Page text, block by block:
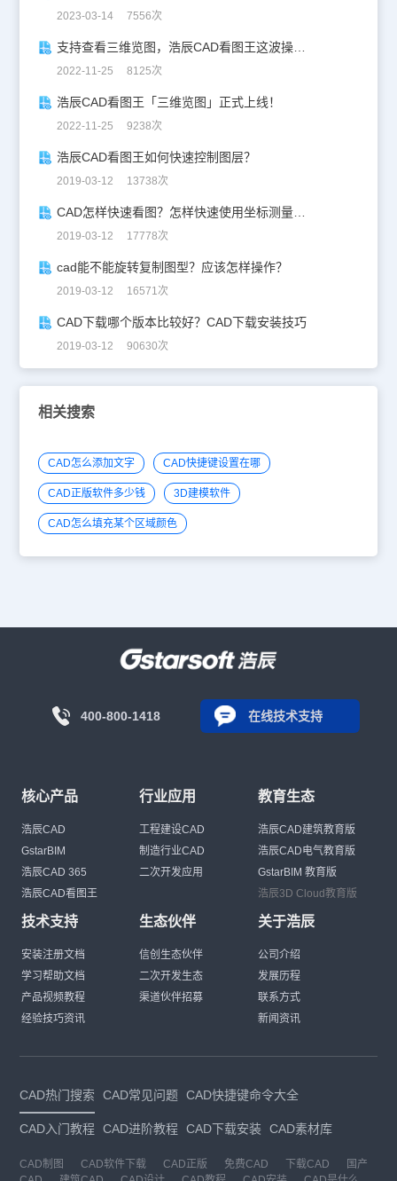
2023-03-14 7556次
支持查看三维览图，浩辰CAD看图王这波操作太惊艳！
2022-11-25 8125次
浩辰CAD看图王「三维览图」正式上线！
2022-11-25 9238次
浩辰CAD看图王如何快速控制图层？
2019-03-12 13738次
CAD怎样快速看图？怎样快速使用坐标测量功能？
2019-03-12 17778次
cad能不能旋转复制图型？应该怎样操作？
2019-03-12 16571次
CAD下载哪个版本比较好？CAD下载安装技巧
2019-03-12 90630次
相关搜索
CAD怎么添加文字 CAD快捷键设置在哪
CAD正版软件多少钱 3D建模软件
CAD怎么填充某个区域颜色
400-800-1418 在线技术支持
核心产品
浩辰CAD
GstarBIM
浩辰CAD 365
浩辰CAD看图王
行业应用
工程建设CAD
制造行业CAD
二次开发应用
教育生态
浩辰CAD建筑教育版
浩辰CAD电气教育版
GstarBIM 教育版
浩辰3D Cloud教育版
技术支持
安装注册文档
学习帮助文档
产品视频教程
经验技巧资讯
生态伙伴
信创生态伙伴
二次开发生态
渠道伙伴招募
关于浩辰
公司介绍
发展历程
联系方式
新闻资讯
CAD热门搜索 CAD常见问题 CAD快捷键命令大全
CAD入门教程 CAD进阶教程 CAD下载安装 CAD素材库
CAD制图 CAD软件下载 CAD正版 免费CAD 下载CAD
国产